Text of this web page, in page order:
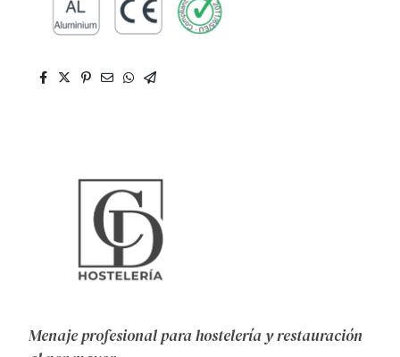
Menaje profesional para hostelería y restauración